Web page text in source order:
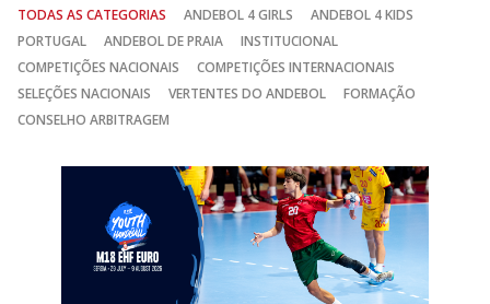
TODAS AS CATEGORIAS ANDEBOL 4 GIRLS
ANDEBOL 4 KIDS
PORTUGAL
ANDEBOL DE PRAIA
INSTITUCIONAL
COMPETIÇÕES NACIONAIS
COMPETIÇÕES INTERNACIONAIS
SELEÇÕES NACIONAIS
VERTENTES DO ANDEBOL
FORMAÇÃO
CONSELHO ARBITRAGEM